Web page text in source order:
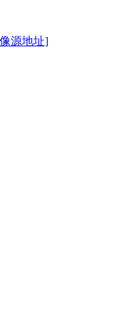
源地址]